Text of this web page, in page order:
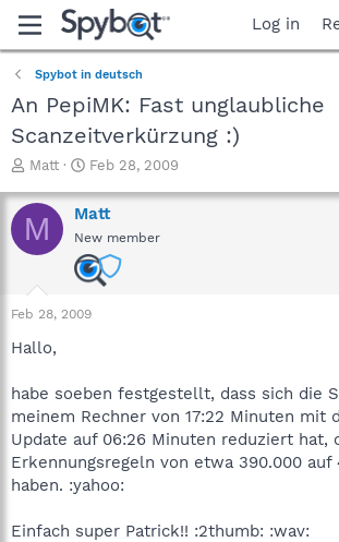
Log in
Spybot in deutsch
An PepiMK: Fast unglaubliche
Scanzeitverkürzung :)
T
r
e
a
a
r
r
Matt
S
a
r
t
d
a
e
Feb 28, 2009
M Matt
New member
Feb 28, 2009
Hallo,
habe soeben festgestellt, dass sich die
meinem Rechner von 17:22 Minuten mit
Update auf 06:26 Minuten reduziert hat,
Erkennungsregeln von etwa 390.000 auf
haben. :yahoo:
Einfach super Patrick!! :2thumb: :wav: